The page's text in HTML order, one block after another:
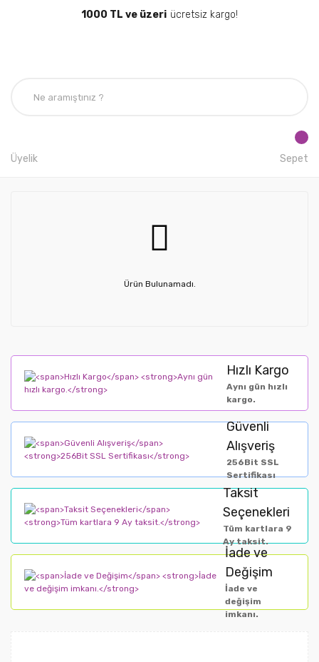
1000 TL ve üzeri ücretsiz kargo!
Üyelik Sepet
Ürün Bulunamadı.
Hızlı Kargo
Aynı gün hızlı
kargo.
Güvenli
Alışveriş
256Bit SSL
Sertifikası
Taksit
Seçenekleri
Tüm kartlara 9
Ay taksit.
İade ve
Değişim
İade ve
değişim
imkanı.